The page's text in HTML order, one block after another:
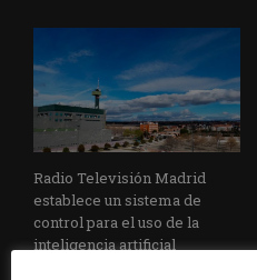
Radio Televisión Madrid
establece un sistema de
control para el uso de la
inteligencia artificial